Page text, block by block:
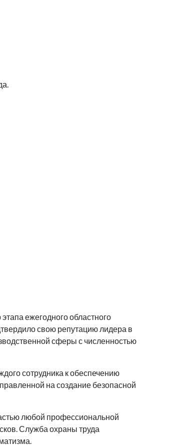
ежегодного областного
свою репутацию лидера в
сферы с численностью
сотрудника к обеспечению
на создание безопасной
любой профессиональной
Служба охраны труда